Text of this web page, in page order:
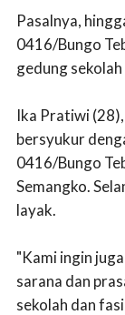
Pasalnya,
0416/Bungo
gedung
Ika Pratiwi
bersyukur
0416/Bungo
Semangko.
layak.
"Kami ingin
sarana dan
sekolah dan